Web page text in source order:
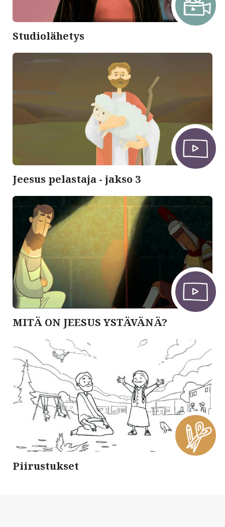
Studiolähetys
Jeesus pelastaja - jakso 3
MITÄ ON JEESUS YSTÄVÄNÄ?
Piirustukset